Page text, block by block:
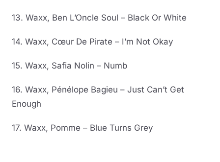
13. Waxx, Ben L’Oncle Soul – Black Or White
14. Waxx, Cœur De Pirate – I’m Not Okay
15. Waxx, Safia Nolin – Numb
16. Waxx, Pénélope Bagieu – Just Can’t Get
Enough
17. Waxx, Pomme – Blue Turns Grey